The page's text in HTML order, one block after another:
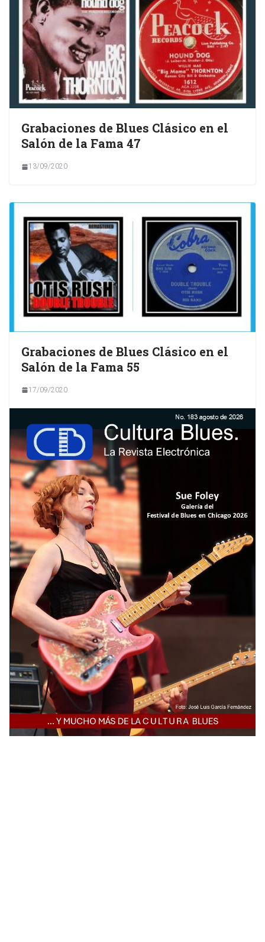
Grabaciones de Blues Clásico en el
Salón de la Fama 47
13/09/2020
Grabaciones de Blues Clásico en el
Salón de la Fama 55
17/09/2020